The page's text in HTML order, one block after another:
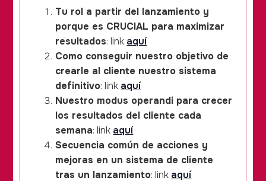
Tu rol a partir del lanzamiento y
porque es CRUCIAL para maximizar
resultados: link aquí
Como conseguir nuestro objetivo de
crearle al cliente nuestro sistema
definitivo: link aquí
Nuestro modus operandi para crecer
los resultados del cliente cada
semana: link aquí
Secuencia común de acciones y
mejoras en un sistema de cliente
tras un lanzamiento: link aquí